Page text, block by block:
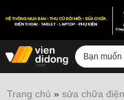
Trang chủ » sửa chữa